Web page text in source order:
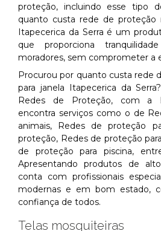
proteção, incluindo esse tipo
quanto custa rede de proteção
Itapecerica da Serra é um
que proporciona
moradores, sem comprometer a
Procurou por quanto custa rede
para janela Itapecerica da
Redes de Proteção, com a
encontra serviços como o de
animais, Redes de proteção
proteção, Redes de proteção
de proteção para piscina,
Apresentando produtos de
conta com profissionais
modernas e em bom estado,
confiança de todos.
Telas mosquiteiras